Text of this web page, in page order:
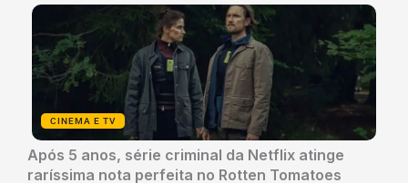
CINEMA E TV
Após 5 anos, série criminal da Netflix atinge
raríssima nota perfeita no Rotten Tomatoes